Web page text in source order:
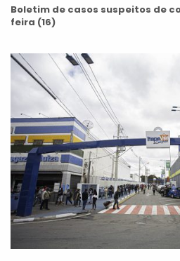
Boletim de casos suspeitos de
feira (16)